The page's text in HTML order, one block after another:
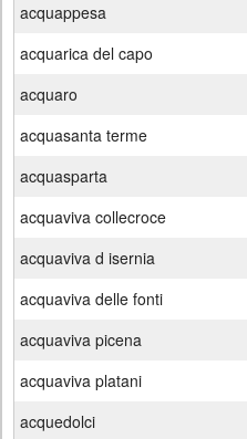
acquappesa
acquarica del capo
acquaro
acquasanta terme
acquasparta
acquaviva collecroce
acquaviva d isernia
acquaviva delle fonti
acquaviva picena
acquaviva platani
acquedolci